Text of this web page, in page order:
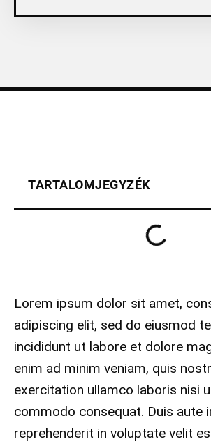
TARTALOMJEGYZÉK
Lorem ipsum dolor sit amet,
adipiscing elit, sed do eiusmod
incididunt ut labore et dolore
enim ad minim veniam, quis
exercitation ullamco laboris nisi
commodo consequat. Duis aute
reprehenderit in voluptate velit